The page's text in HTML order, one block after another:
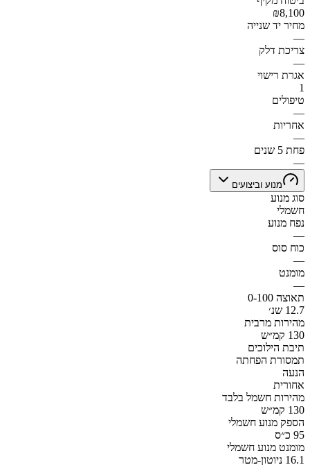
₪8,100
מחיר יד שנייה
—
צריכת דלק
—
אגרת רישוי
1
טיפולים
—
אחריות
—
פחת 5 שנים
—
מנוע וביצועים
סוג מנוע
חשמלי
נפח מנוע
—
כוח סוס
—
מומנט
—
תאוצה 0-100
12.7 שנ׳
מהירות מרבית
130 קמ״ש
תיבת הילוכים
תמסורת הפחתה
הנעה
אחורית
מהירות חשמל בלבד
130 קמ״ש
הספק מנוע חשמלי
95 כ״ס
מומנט מנוע חשמלי
16.1 ניוטון-מטר